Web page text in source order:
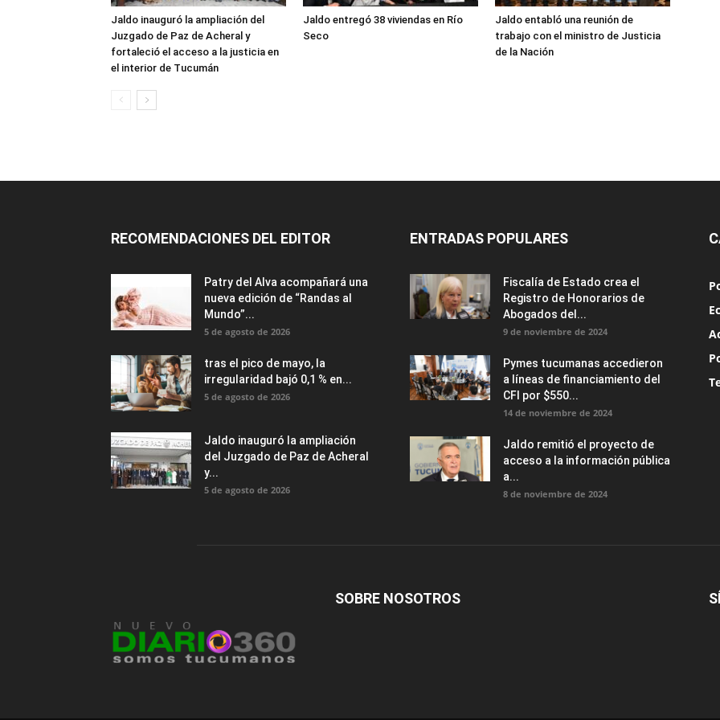
Jaldo inauguró la ampliación del
Juzgado de Paz de Acheral y
fortaleció el acceso a la justicia en
el interior de Tucumán
Jaldo entregó 38 viviendas en Río
Seco
Jaldo entabló una reunión de
trabajo con el ministro de Justicia
de la Nación
RECOMENDACIONES DEL EDITOR
Patry del Alva acompañará una
nueva edición de “Randas al
Mundo”...
5 de agosto de 2026
tras el pico de mayo, la
irregularidad bajó 0,1 % en...
5 de agosto de 2026
Jaldo inauguró la ampliación
del Juzgado de Paz de Acheral
y...
5 de agosto de 2026
ENTRADAS POPULARES
Fiscalía de Estado crea el
Registro de Honorarios de
Abogados del...
9 de noviembre de 2024
Pymes tucumanas accedieron
a líneas de financiamiento del
CFI por $550...
14 de noviembre de 2024
Jaldo remitió el proyecto de
acceso a la información pública
a...
8 de noviembre de 2024
SOBRE NOSOTROS